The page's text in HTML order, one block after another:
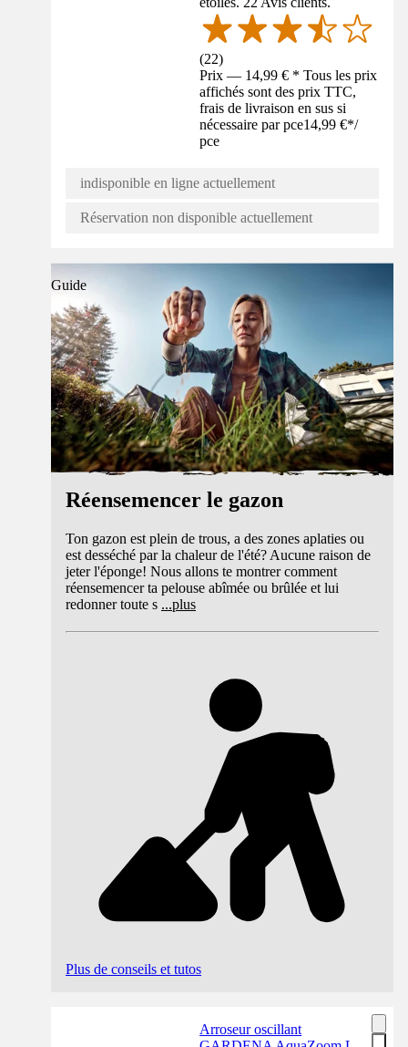
(22)
Prix — 14,99 € * Tous les prix
affichés sont des prix TTC,
frais de livraison en sus si
nécessaire par pce14,99 €*/
pce
indisponible en ligne actuellement
Réservation non disponible actuellement
Guide
Réensemencer le gazon
Ton gazon est plein de trous, a des zones aplaties ou
est desséché par la chaleur de l'été? Aucune raison de
jeter l'éponge! Nous allons te montrer comment
réensemencer ta pelouse abîmée ou brûlée et lui
redonner toute s ...plus
Plus de conseils et tutos
Arroseur oscillant